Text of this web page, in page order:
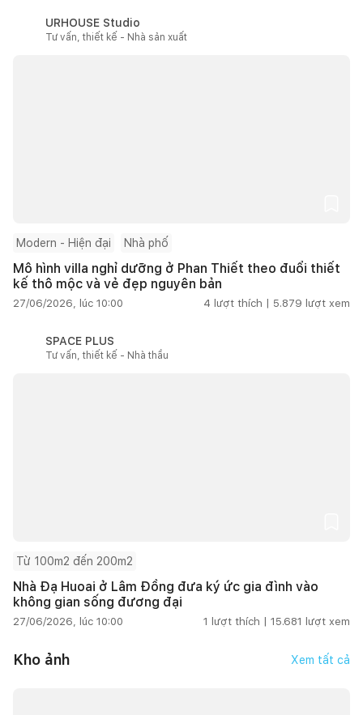
URHOUSE Studio
Tư vấn, thiết kế - Nhà sản xuất
Modern - Hiện đại Nhà phố
Mô hình villa nghỉ dưỡng ở Phan Thiết theo đuổi thiết
kế thô mộc và vẻ đẹp nguyên bản
27/06/2026, lúc 10:00 4 lượt thích | 5.879 lượt xem
SPACE PLUS
Tư vấn, thiết kế - Nhà thầu
Từ 100m2 đến 200m2
Nhà Đạ Huoai ở Lâm Đồng đưa ký ức gia đình vào
không gian sống đương đại
27/06/2026, lúc 10:00 1 lượt thích | 15.681 lượt xem
Kho ảnh Xem tất cả